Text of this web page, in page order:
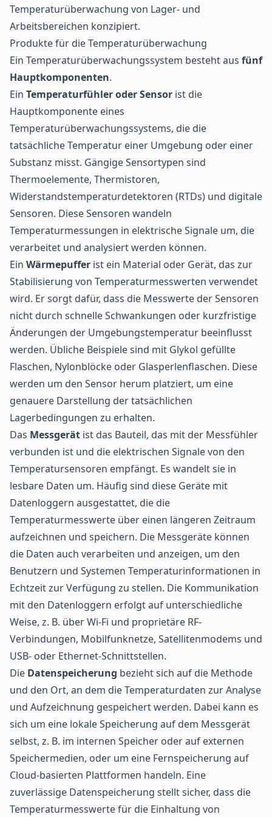
Temperaturüberwachung von Lager- und
Arbeitsbereichen konzipiert.
Produkte für die Temperaturüberwachung
Ein Temperaturüberwachungssystem besteht aus fünf
Hauptkomponenten.
Ein Temperaturfühler oder Sensor ist die
Hauptkomponente eines
Temperaturüberwachungssystems, die die
tatsächliche Temperatur einer Umgebung oder einer
Substanz misst. Gängige Sensortypen sind
Thermoelemente, Thermistoren,
Widerstandstemperaturdetektoren (RTDs) und digitale
Sensoren. Diese Sensoren wandeln
Temperaturmessungen in elektrische Signale um, die
verarbeitet und analysiert werden können.
Ein Wärmepuffer ist ein Material oder Gerät, das zur
Stabilisierung von Temperaturmesswerten verwendet
wird. Er sorgt dafür, dass die Messwerte der Sensoren
nicht durch schnelle Schwankungen oder kurzfristige
Änderungen der Umgebungstemperatur beeinflusst
werden. Übliche Beispiele sind mit Glykol gefüllte
Flaschen, Nylonblöcke oder Glasperlenflaschen. Diese
werden um den Sensor herum platziert, um eine
genauere Darstellung der tatsächlichen
Lagerbedingungen zu erhalten.
Das Messgerät ist das Bauteil, das mit der Messfühler
verbunden ist und die elektrischen Signale von den
Temperatursensoren empfängt. Es wandelt sie in
lesbare Daten um. Häufig sind diese Geräte mit
Datenloggern ausgestattet, die die
Temperaturmesswerte über einen längeren Zeitraum
aufzeichnen und speichern. Die Messgeräte können
die Daten auch verarbeiten und anzeigen, um den
Benutzern und Systemen Temperaturinformationen in
Echtzeit zur Verfügung zu stellen. Die Kommunikation
mit den Datenloggern erfolgt auf unterschiedliche
Weise, z. B. über Wi-Fi und proprietäre RF-
Verbindungen, Mobilfunknetze, Satellitenmodems und
USB- oder Ethernet-Schnittstellen.
Die Datenspeicherung bezieht sich auf die Methode
und den Ort, an dem die Temperaturdaten zur Analyse
und Aufzeichnung gespeichert werden. Dabei kann es
sich um eine lokale Speicherung auf dem Messgerät
selbst, z. B. im internen Speicher oder auf externen
Speichermedien, oder um eine Fernspeicherung auf
Cloud-basierten Plattformen handeln. Eine
zuverlässige Datenspeicherung stellt sicher, dass die
Temperaturmesswerte für die Einhaltung von